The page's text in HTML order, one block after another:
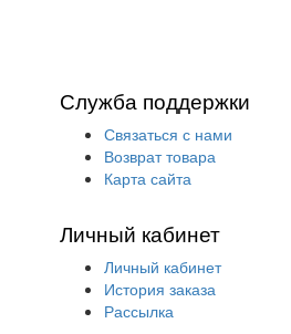
Служба поддержки
Связаться с нами
Возврат товара
Карта сайта
Личный кабинет
Личный кабинет
История заказа
Рассылка